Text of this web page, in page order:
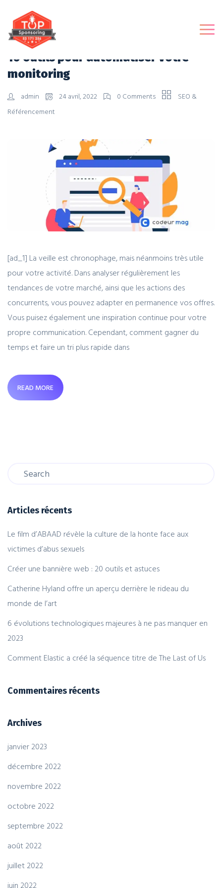
10 outils pour automatiser votre
monitoring
admin 24 avril, 2022 0 Comments
SEO &
Référencement
[ad_1] La veille est chronophage, mais néanmoins très utile
pour votre activité. Dans analyser régulièrement les
tendances de votre marché, ainsi que les actions des
concurrents, vous pouvez adapter en permanence vos offres.
Vous puisez également une inspiration continue pour votre
propre communication. Cependant, comment gagner du
temps et faire un tri plus rapide dans
READ MORE
Articles récents
Le film d’ABAAD révèle la culture de la honte face aux
victimes d’abus sexuels
Créer une bannière web : 20 outils et astuces
Catherine Hyland offre un aperçu derrière le rideau du
monde de l’art
6 évolutions technologiques majeures à ne pas manquer en
2023
Comment Elastic a créé la séquence titre de The Last of Us
Commentaires récents
Archives
janvier 2023
décembre 2022
novembre 2022
octobre 2022
septembre 2022
août 2022
juillet 2022
juin 2022